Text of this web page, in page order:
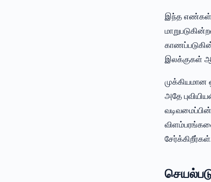
இந்த எண்கள்
இலக்குகள்
முக்கியமான
அதே
சேர்க்கிறீர்கள்.